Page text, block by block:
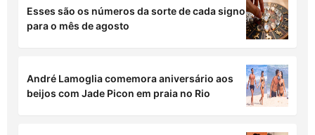
Esses são os números da sorte de cada signo
para o mês de agosto
André Lamoglia comemora aniversário aos
beijos com Jade Picon em praia no Rio